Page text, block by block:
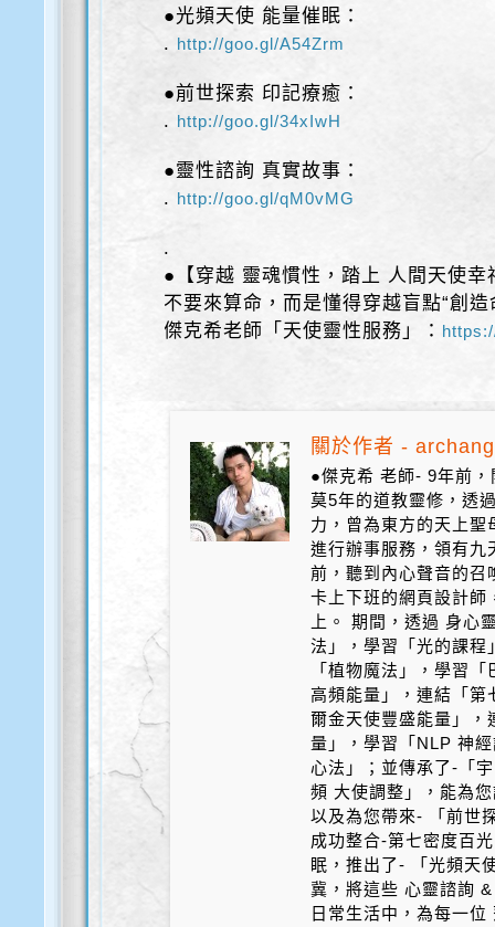
●光頻天使 能量催眠：
. http://goo.gl/A54Zrm
●前世探索 印記療癒：
. http://goo.gl/34xIwH
●靈性諮詢 真實故事：
. http://goo.gl/qM0vMG
.
●【穿越 靈魂慣性，踏上 人間天使幸
不要來算命，而是懂得穿越盲點“創造
傑克希老師「天使靈性服務」：
關於作者 -
●傑克希 老師- 9年前
莫5年的道教靈修，透
力，曾為東方的天上
進行辦事服務，領有
前，聽到內心聲音的召
卡上下班的網頁設計師
上。 期間，透過 身心
法」，學習「光的課程
「植物魔法」，學習
高頻能量」，連結「第
爾金天使豐盛能量」，
量」，學習「NLP 神
心法」；並傳承了-「
頻 大使調整」，能為
以及為您帶來- 「前世
成功整合-第七密度百
眠，推出了- 「光頻天
冀，將這些 心靈諮詢
日常生活中，為每一